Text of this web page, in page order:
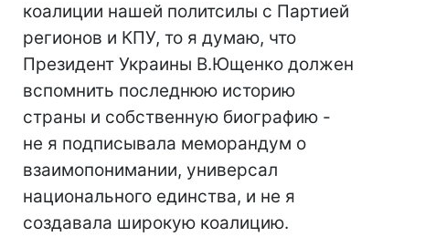
коалиции нашей политсилы с Партией
регионов и КПУ, то я думаю, что
Президент Украины В.Ющенко должен
вспомнить последнюю историю
страны и собственную биографию -
не я подписывала меморандум о
взаимопонимании, универсал
национального единства, и не я
создавала широкую коалицию.